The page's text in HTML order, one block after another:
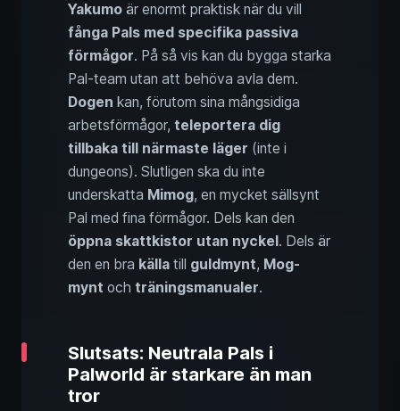
Yakumo är enormt praktisk när du vill
fånga Pals med specifika passiva
förmågor. På så vis kan du bygga starka
Pal-team utan att behöva avla dem.
Dogen kan, förutom sina mångsidiga
arbetsförmågor, teleportera dig
tillbaka till närmaste läger (inte i
dungeons). Slutligen ska du inte
underskatta Mimog, en mycket sällsynt
Pal med fina förmågor. Dels kan den
öppna skattkistor utan nyckel . Dels är
den en bra källa till guldmynt, Mog-
mynt och träningsmanualer.
Slutsats: Neutrala Pals i
Palworld är starkare än man
tror